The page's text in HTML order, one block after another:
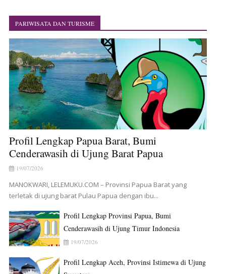
PARIWISATA DAN TURISME
Profil Lengkap Papua Barat, Bumi
Cenderawasih di Ujung Barat Papua
19/07/2026
MANOKWARI, LELEMUKU.COM – Provinsi Papua Barat yang
terletak di ujung barat Pulau Papua dengan ibu...
Profil Lengkap Provinsi Papua, Bumi
Cenderawasih di Ujung Timur Indonesia
19/07/2026
Profil Lengkap Aceh, Provinsi Istimewa di Ujung